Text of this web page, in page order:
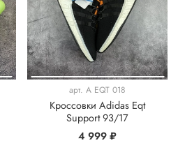
арт. A EQT 018
Кроссовки Adidas Eqt
Support 93/17
4 999 ₽